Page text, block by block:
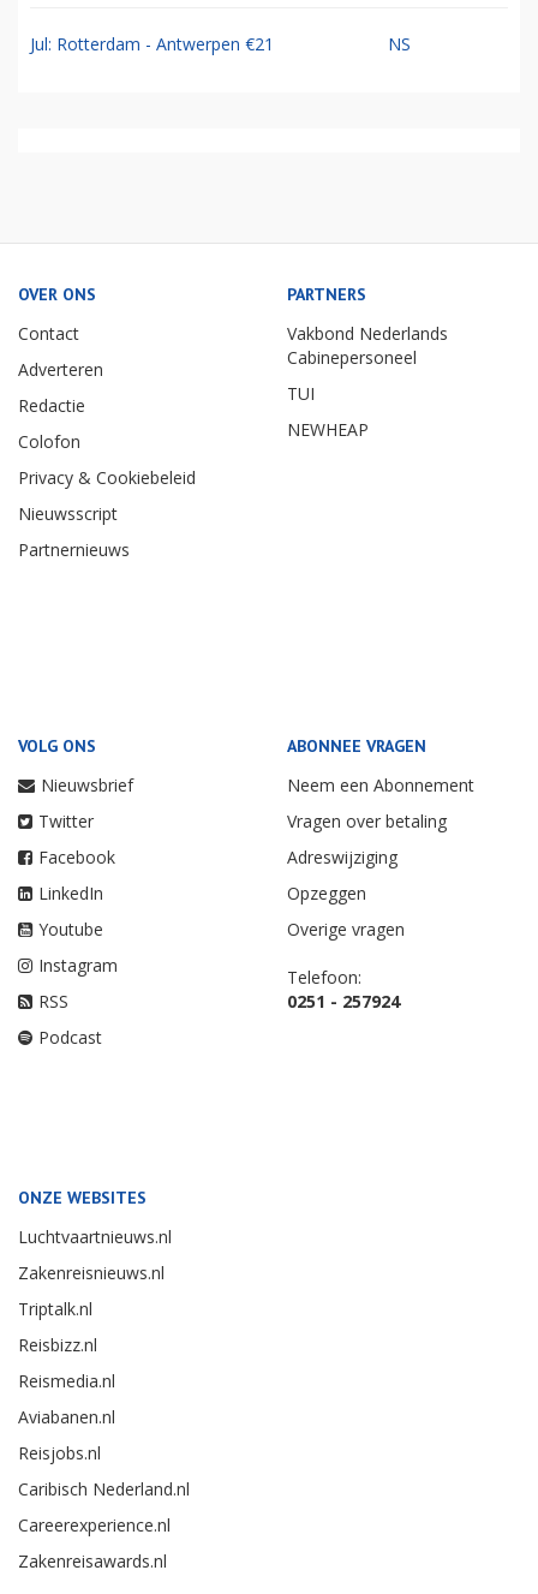
Jul: Rotterdam - Antwerpen €21 NS
OVER ONS
Contact
Adverteren
Redactie
Colofon
Privacy & Cookiebeleid
Nieuwsscript
Partnernieuws
PARTNERS
Vakbond Nederlands
Cabinepersoneel
TUI
NEWHEAP
VOLG ONS
Nieuwsbrief
Twitter
Facebook
LinkedIn
Youtube
Instagram
RSS
Podcast
ABONNEE VRAGEN
Neem een Abonnement
Vragen over betaling
Adreswijziging
Opzeggen
Overige vragen
Telefoon:
0251 - 257924
ONZE WEBSITES
Luchtvaartnieuws.nl
Zakenreisnieuws.nl
Triptalk.nl
Reisbizz.nl
Reismedia.nl
Aviabanen.nl
Reisjobs.nl
Caribisch Nederland.nl
Careerexperience.nl
Zakenreisawards.nl